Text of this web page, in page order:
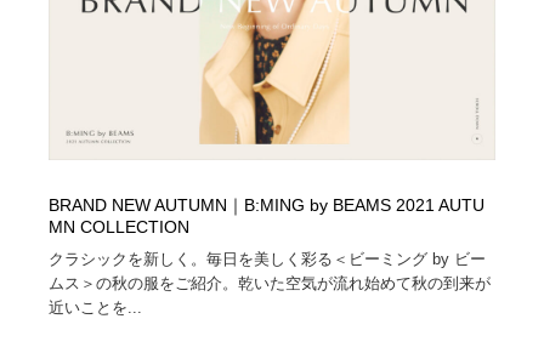
BRAND NEW AUTUMN｜B:MING by BEAMS 2021 AUTU
MN COLLECTION
クラシックを新しく。毎日を美しく彩る＜ビーミング by ビー
ムス＞の秋の服をご紹介。乾いた空気が流れ始めて秋の到来が
近いことを...